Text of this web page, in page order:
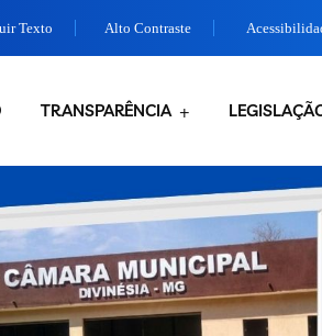
Texto Alto Contraste
TRANSPARÊNCIA